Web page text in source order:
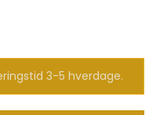
3-5 hverdage.